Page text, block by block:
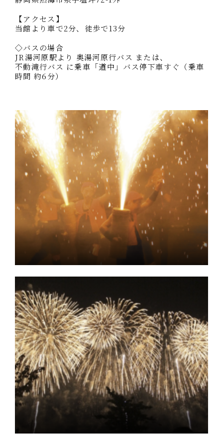
【アクセス】
当館より車で2分、徒歩で13分
◇バスの場合
JR湯河原駅より 奥湯河原行バス または、
不動滝行バス に乗車「道中」バス停下車すぐ（乗車
時間 約6分）